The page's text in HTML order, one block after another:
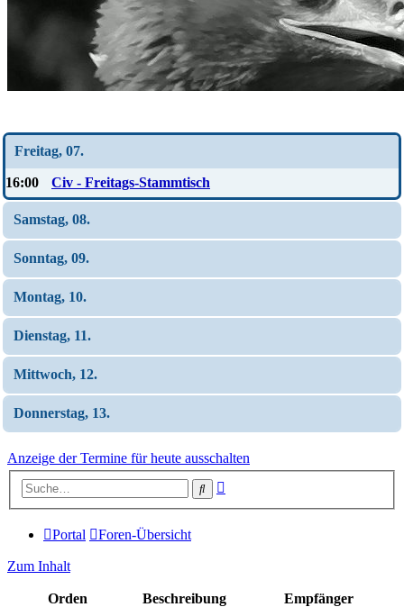
Freitag, 07.
16:00 Civ - Freitags-Stammtisch
Samstag, 08.
Sonntag, 09.
Montag, 10.
Dienstag, 11.
Mittwoch, 12.
Donnerstag, 13.
Anzeige der Termine für heute ausschalten
Suche
Portal Foren-Übersicht
Zum Inhalt
Orden Beschreibung Empfänger